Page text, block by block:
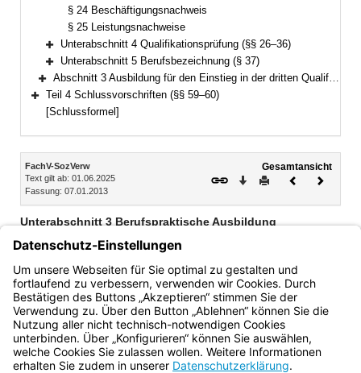
§ 24 Beschäftigungsnachweis
§ 25 Leistungsnachweise
Bereich erweitern
Unterabschnitt 4 Qualifikationsprüfung (§§ 26–36)
Bereich erweitern
Unterabschnitt 5 Berufsbezeichnung (§ 37)
Bereich erweitern
Abschnitt 3 Ausbildung für den Einstieg in der dritten Qualifikationsebene (§§ 38–58)
Bereich erweitern
Teil 4 Schlussvorschriften (§§ 59–60)
[Schlussformel]
Inhalt
FachV-SozVerw
Text gilt ab: 01.06.2025
Fassung: 07.01.2013
Gesamtansicht
Download
DruckenVorheriges
Unterabschnitt 3 Berufspraktische Ausbildung
§ 23 Grundsätze der berufspraktischen Ausbildung
§ 24 Beschäftigungsnachweis
§ 25 Leistungsnachweise
Bayern.de
BayernPortal